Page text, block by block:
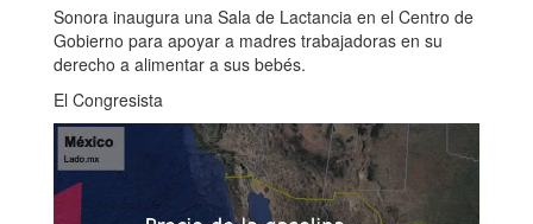
Sonora inaugura una Sala de Lactancia en el Centro de
Gobierno para apoyar a madres trabajadoras en su
derecho a alimentar a sus bebés.
El Congresista